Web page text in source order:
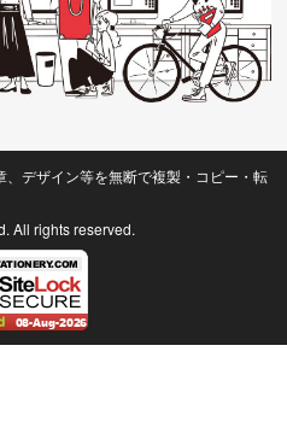
デザイン等を無断で複製・コピー・転
All rights reserved.